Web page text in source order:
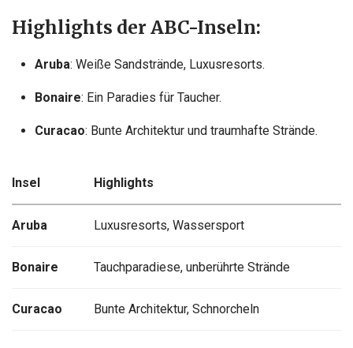
Highlights der ABC-Inseln:
Aruba: Weiße Sandstrände, Luxusresorts.
Bonaire: Ein Paradies für Taucher.
Curacao: Bunte Architektur und traumhafte Strände.
Insel Highlights
Aruba Luxusresorts, Wassersport
Bonaire Tauchparadiese, unberührte Strände
Curacao Bunte Architektur, Schnorcheln